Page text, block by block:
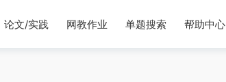
论文/实践 网教作业 单题搜索 帮助中心